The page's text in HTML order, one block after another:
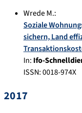
Wrede M.:
Soziale
sichern, Land
In: Ifo-
ISSN: 0018-974X
2017